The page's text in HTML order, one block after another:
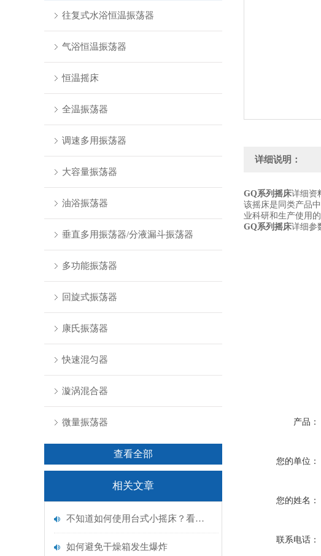
往复式水浴恒温振荡器
气浴恒温振荡器
恒温摇床
全温振荡器
调速多用振荡器
大容量振荡器
油浴振荡器
垂直多用振荡器/分液漏斗振荡器
多功能振荡器
回旋式振荡器
康氏振荡器
快速混匀器
漩涡混合器
微量振荡器
查看全部
相关文章
不知道如何使用台式小摇床？看这里
如何避免干燥箱发生爆炸
详细说明：
GQ系列摇床详细资
该摇床是同类产品
业科研和生产使用
GQ系列摇床详细参
产品：
您的单位：
您的姓名：
联系电话：